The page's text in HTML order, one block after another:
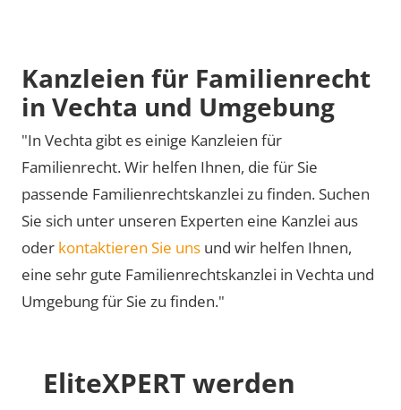
Kanzleien für Familienrecht
in Vechta und Umgebung
"In Vechta gibt es einige Kanzleien für
Familienrecht. Wir helfen Ihnen, die für Sie
passende Familienrechtskanzlei zu finden. Suchen
Sie sich unter unseren Experten eine Kanzlei aus
oder kontaktieren Sie uns und wir helfen Ihnen,
eine sehr gute Familienrechtskanzlei in Vechta und
Umgebung für Sie zu finden."
EliteXPERT werden